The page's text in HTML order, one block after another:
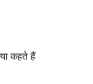
कहते हैं